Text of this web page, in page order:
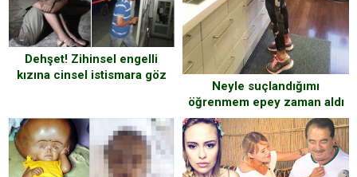
Dehşet! Zihinsel engelli
kızına cinsel istismara göz
Neyle suçlandığımı
öğrenmem epey zaman aldı